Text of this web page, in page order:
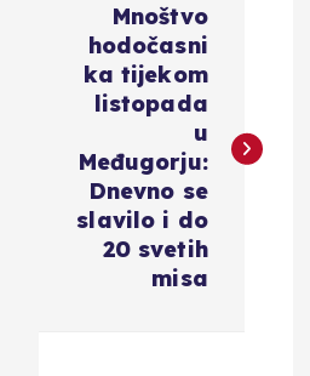
Mnoštvo
hodočasni
ka tijekom
listopada
u
Međugorju:
Dnevno se
slavilo i do
20 svetih
misa